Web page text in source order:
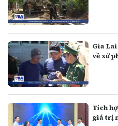
Gia
về xử
Tích
giá trị